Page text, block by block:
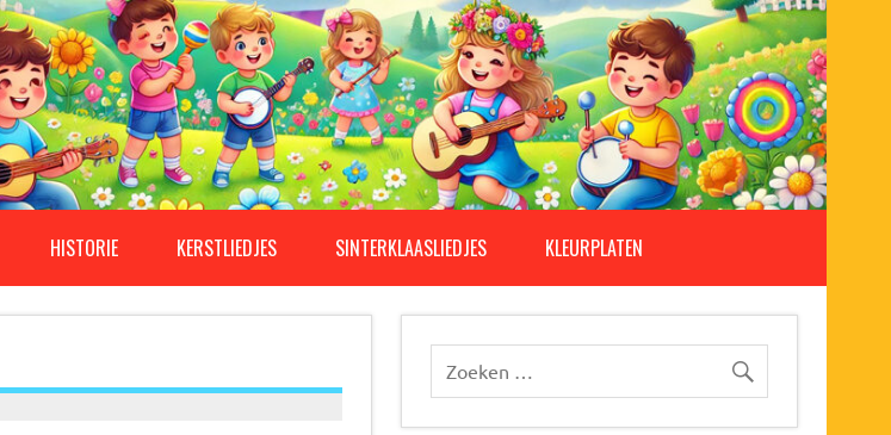
HISTORIE KERSTLIEDJES SINTERKLAASLIEDJES KLEURPLATEN